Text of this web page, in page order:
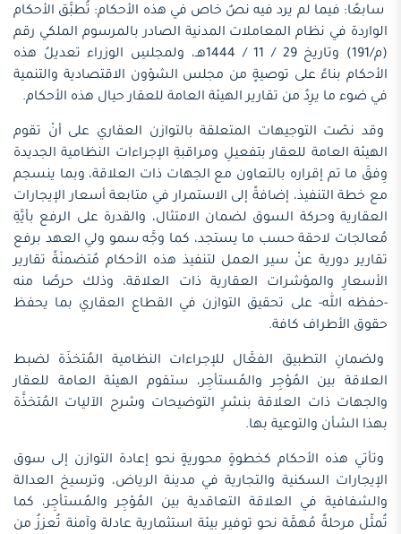
سابعًا: فيما لم يرد فيه نصٌ خاص في هذه الأحكام: تُطبَّق الأحكام
الواردة في نظام المعاملات المدنية الصادر بالمرسوم الملكي رقم
(م/191) وتاريخ 29 / 11 / 1444هـ، ولمجلسِ الوزراء تعديلُ هذه
الأحكام بناءً على توصيةٍ من مجلس الشؤون الاقتصادية والتنمية
في ضوء ما يرِدُ من تقارير الهيئة العامة للعقار حيال هذه الأحكام.
وقد نصّت التوجيهات المتعلقة بالتوازن العقاري على أنْ تقوم
الهيئة العامة للعقار بتفعيلِ ومراقبةِ الإجراءات النظامية الجديدة
وِفقَ ما تم إقراره بالتعاون مع الجهات ذات العلاقة، وبما ينسجم
مع خطة التنفيذ، إضافةً إلى الاستمرار في متابعة أسعار الإيجارات
العقارية وحركة السوق لضمان الامتثال، والقدرة على الرفع بأيَّةِ
مُعالجات لاحقة حسب ما يستجد، كما وجَّه سمو ولي العهد برفع
تقارير دورية عنْ سير العمل لتنفيذ هذه الأحكام مُتضمنَةً تقارير
الأسعارِ والمؤشرات العقارية ذات العلاقة، وذلك حرصًا منه
-حفظه الله- على تحقيق التوازن في القطاع العقاري بما يحفظ
حقوق الأطراف كافة.
ولضمانِ التطبيق الفعَّال للإجراءات النظامية المُتخذَة لضبط
العلاقة بين المُؤجِر والمُستأجِر، ستقوم الهيئة العامة للعقار
والجهات ذات العلاقة بنشرِ التوضيحات وشرح الآليات المُتخذَّة
بهذا الشأن والتوعية بها.
وتأتي هذه الأحكام كخطوةٍ محوريةٍ نحو إعادة التوازن إلى سوق
الإيجارات السكنية والتجارية في مدينة الرياض، وترسيخ العدالة
والشفافية في العلاقة التعاقدية بين المُؤجِر والمُستأجِر، كما
تُمثّل مرحلةً مُهمَّة نحو توفير بيئة استثمارية عادلة وآمنة تُعززُ من